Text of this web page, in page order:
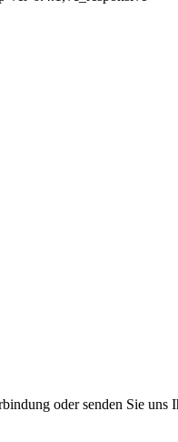
oder senden Sie uns